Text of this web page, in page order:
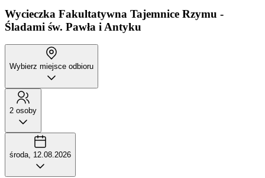
Wycieczka Fakultatywna Tajemnice Rzymu -
Śladami św. Pawła i Antyku
Wybierz miejsce odbioru
2 osoby
środa, 12.08.2026